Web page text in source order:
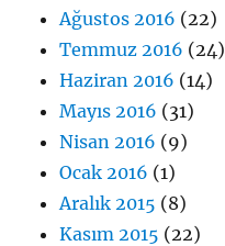
Ağustos 2016 (22)
Temmuz 2016 (24)
Haziran 2016 (14)
Mayıs 2016 (31)
Nisan 2016 (9)
Ocak 2016 (1)
Aralık 2015 (8)
Kasım 2015 (22)